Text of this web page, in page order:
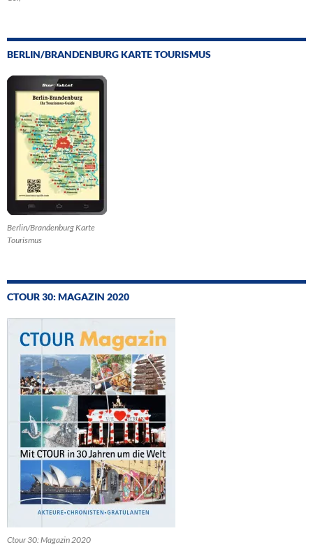
BERLIN/BRANDENBURG KARTE TOURISMUS
Berlin/Brandenburg Karte
Tourismus
CTOUR 30: MAGAZIN 2020
Ctour 30: Magazin 2020